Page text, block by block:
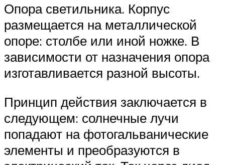
Опора светильника. Корпус
размещается на металлической
опоре: столбе или иной ножке. В
зависимости от назначения опора
изготавливается разной высоты.
Принцип действия заключается в
следующем: солнечные лучи
попадают на фотогальванические
элементы и преобразуются в